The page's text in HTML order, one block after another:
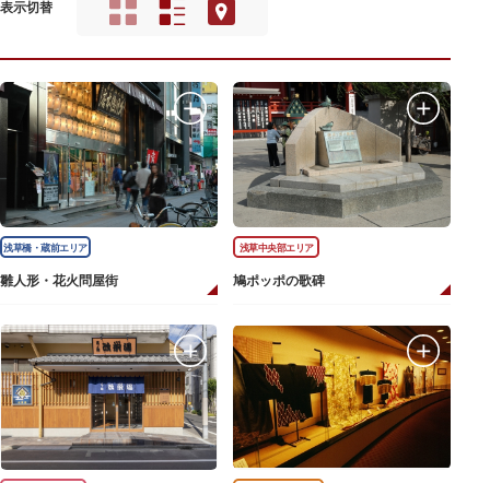
表示切替
浅草橋・蔵前エリア
雛人形・花火問屋街
浅草中央部エリア
鳩ポッポの歌碑